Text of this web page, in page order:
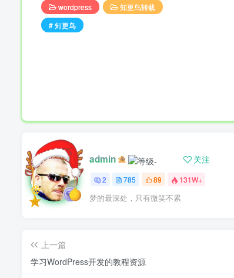
wordpress
知更鸟转载
# 知更鸟
admin 关注
2 785 89 131W+
梦的最深处，只有微笑不累
上一篇
学习WordPress开发的教程资源